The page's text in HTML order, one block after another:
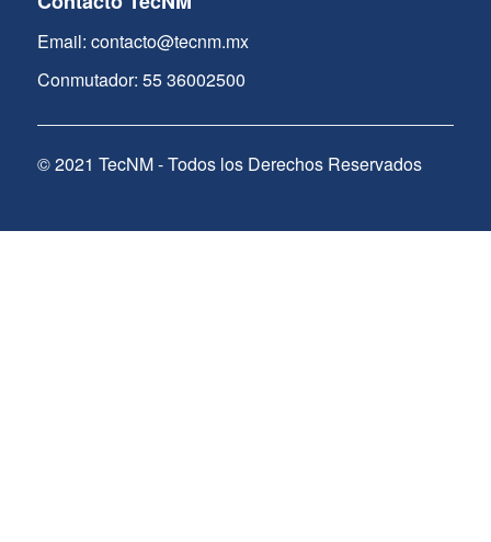
Email: contacto@tecnm.mx
Conmutador: 55 36002500
© 2021 TecNM - Todos los Derechos Reservados